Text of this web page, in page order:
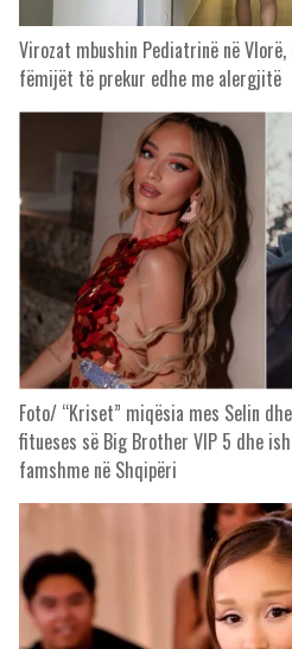
Virozat mbushin Pediatrinë në
fëmijët të prekur edhe me alergjitë
Foto/ “Kriset” miqësia mes Selin
fitueses së Big Brother VIP 5 dhe
famshme në Shqipëri